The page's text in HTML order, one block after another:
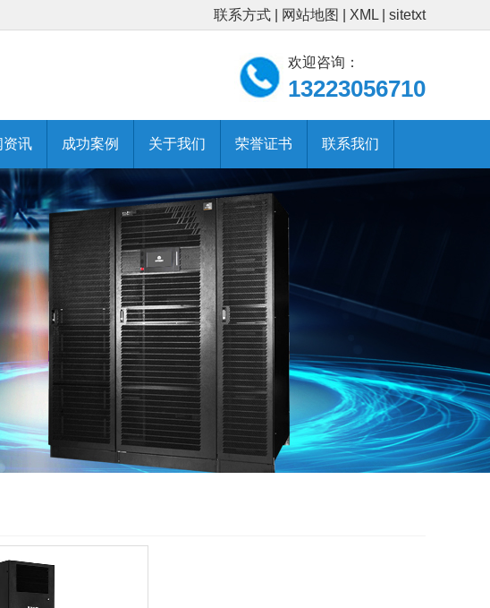
联系方式 网站地图 XML sitetxt
欢迎咨询：
13223056710
资讯 成功案例 关于我们 荣誉证书 联系我们